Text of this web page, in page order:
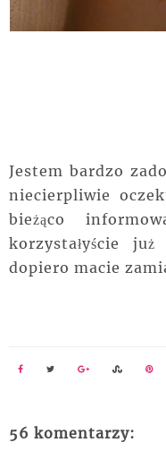
Jestem bardzo
niecierpliwie
bieżąco
korzystałyście
dopiero macie
56 komentarzy: